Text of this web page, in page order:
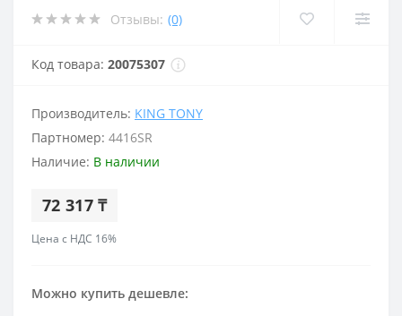
Отзывы: (0)
Код товара: 20075307
Производитель: KING TONY
Партномер: 4416SR
Наличие: В наличии
72 317 ₸
Цена с НДС 16%
Можно купить дешевле: